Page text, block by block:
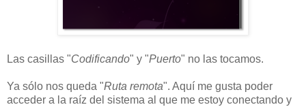
Las casillas "Codificando" y "Puerto" no las tocamos.
Ya sólo nos queda "Ruta remota". Aquí me gusta poder
acceder a la raíz del sistema al que me estoy conectando y